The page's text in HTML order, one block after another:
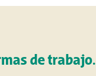
de trabajo.